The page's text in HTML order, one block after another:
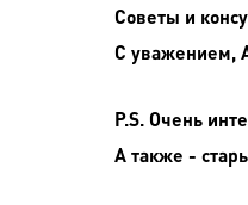
Советы и
С уважением,
P.S. Очень
А также -